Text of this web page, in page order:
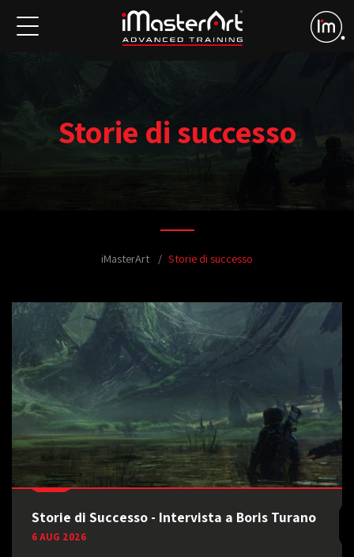
Storie di successo
iMasterArt Storie di successo
Storie di Successo - Intervista a Boris Turano
6 AUG 2026